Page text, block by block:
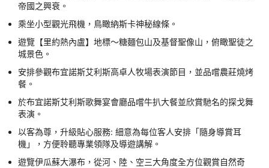
帝國之興衰。
乘坐小型觀光飛機，鳥瞰納斯卡神秘線條。
遊覽【里約熱內盧】地標～糖麵包山及基督聖像山，俯瞰聖徒之
城景色。
安排參觀布宜諾斯艾利斯高卓人牧場表演節目，並品嚐農莊燒烤
餐。
於布宜諾斯艾利斯歌舞宴會廳品嚐牛扒大餐並欣賞馳名的探戈舞
表演。
以客為尊，升級貼心服務: 細意為每位客人安排「隨身導賞耳
機」，方便聆聽專業領隊及導遊講解。
遊覽伊瓜蘇大瀑布，從河、陸、空三大角度全方位觀賞自然奇